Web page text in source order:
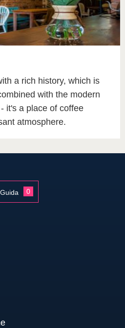
a rich history, which is
with the modern
it's a place of coffee
atmosphere.
0